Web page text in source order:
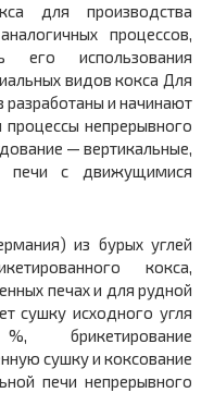
для производства
процессов,
его использования
видов кокса Для
разработаны и начинают
непрерывного
— вертикальные,
печи с движущимися
из бурых углей
кокса,
печах и для рудной
сушку исходного угля
сушку и коксование
печи непрерывного